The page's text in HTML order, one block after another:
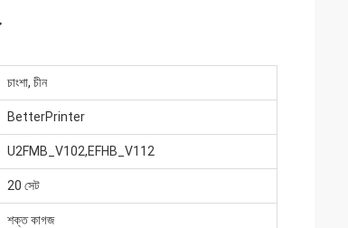
চাংশা, চীন
BetterPrinter
U2FMB_V102,EFHB_V112
20 সেট
শক্ত কাগজ